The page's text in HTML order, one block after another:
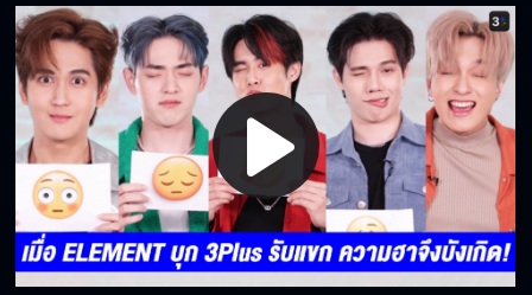
Play
Video